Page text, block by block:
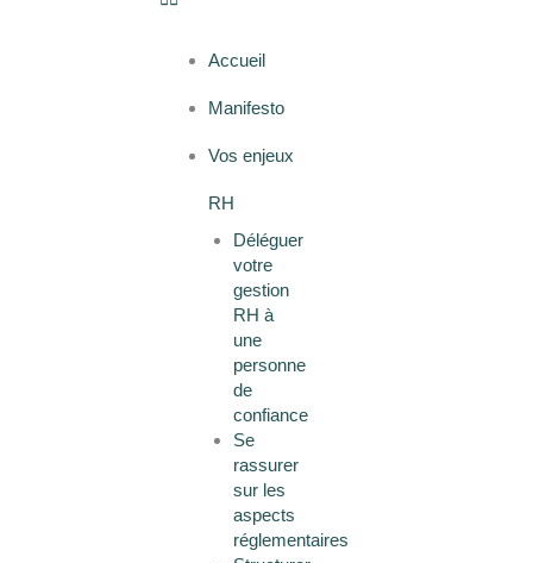
Accueil
Manifesto
Vos enjeux
RH
Déléguer
votre
gestion
RH à
une
personne
de
confiance
Se
rassurer
sur les
aspects
réglementaires